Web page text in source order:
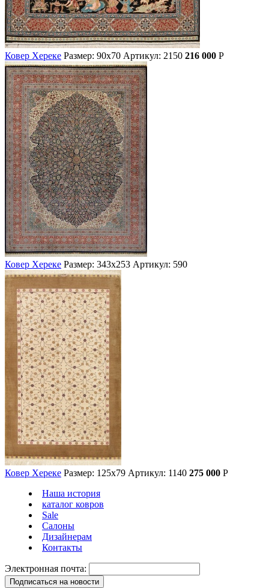
Ковер Хереке Размер: 90х70 Артикул: 2150 216 000 Р
Ковер Хереке Размер: 343х253 Артикул: 590
Ковер Хереке Размер: 125х79 Артикул: 1140 275 000 Р
Наша история
каталог ковров
Sale
Салоны
Дизайнерам
Контакты
Электронная почта: